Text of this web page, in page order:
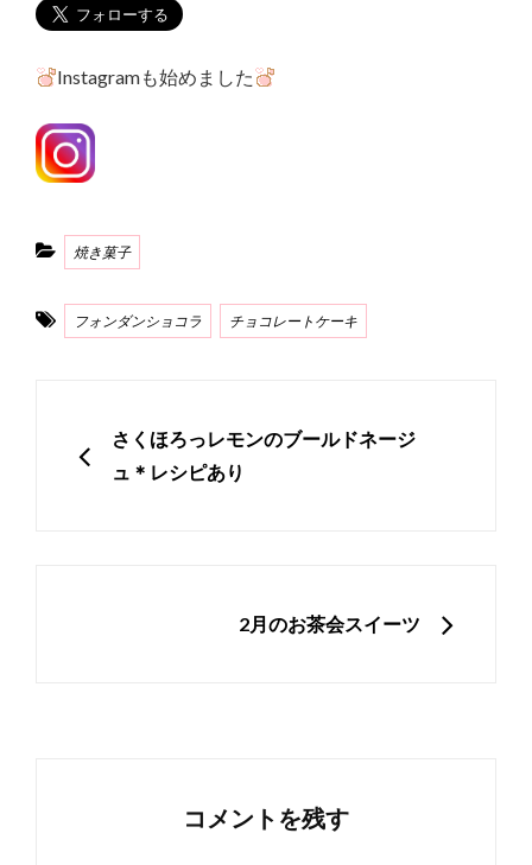
Instagramも始めました
Categories
焼き菓子
Tags
フォンダンショコラ チョコレートケーキ
PREVIOUS
さくほろっレモンのブールドネージ
ュ＊レシピあり
2月のお茶会スイーツ
コメントを残す